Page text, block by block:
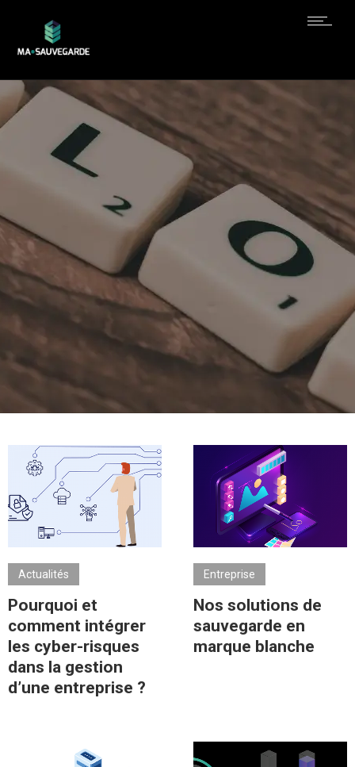
Actualités
Pourquoi et
comment intégrer
les cyber-risques
dans la gestion
d’une entreprise ?
Entreprise
Nos solutions de
sauvegarde en
marque blanche